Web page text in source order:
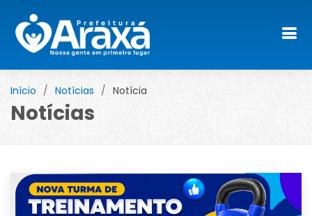
Início Notícias Notícia
Notícias